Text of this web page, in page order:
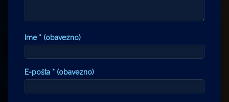
Ime * (obavezno)
E-pošta * (obavezno)